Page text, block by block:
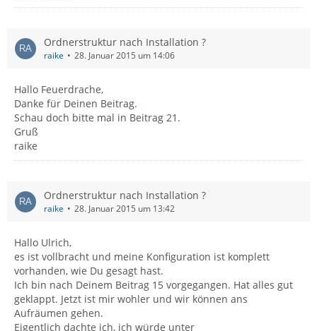
Ordnerstruktur nach Installation ?
raike 28. Januar 2015 um 14:06
Hallo Feuerdrache,
Danke für Deinen Beitrag.
Schau doch bitte mal in Beitrag 21.
Gruß
raike
Ordnerstruktur nach Installation ?
raike 28. Januar 2015 um 13:42
Hallo Ulrich,
es ist vollbracht und meine Konfiguration ist komplett
vorhanden, wie Du gesagt hast.
Ich bin nach Deinem Beitrag 15 vorgegangen. Hat alles gut
geklappt. Jetzt ist mir wohler und wir können ans
Aufräumen gehen.
Eigentlich dachte ich, ich würde unter